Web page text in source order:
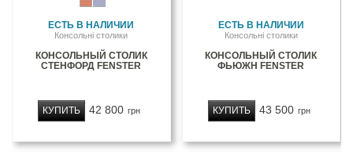
ЕСТЬ В НАЛИЧИИ
Консольні столики
КОНСОЛЬНЫЙ СТОЛИК
СТЕНФОРД FENSTER
42 800 грн
КУПИТЬ
ЕСТЬ В НАЛИЧИИ
Консольні столики
КОНСОЛЬНЫЙ СТОЛИК
ФЬЮЖН FENSTER
43 500 грн
КУПИТЬ